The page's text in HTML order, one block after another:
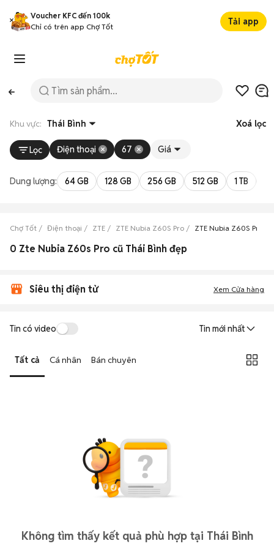
Voucher KFC đến 100k
Chỉ có trên app Chợ Tốt
Tải app
Khu vực: Thái Bình Xoá lọc
Lọc Điện thoại 67 Giá
Dung lượng: 64 GB 128 GB 256 GB 512 GB 1 TB
Chợ Tốt Điện thoại ZTE ZTE Nubia Z60S Pro ZTE Nubia Z60S Pro
0 Zte Nubia Z60s Pro cũ Thái Bình đẹp
Siêu thị điện tử Xem Cửa hàng
Tin có video Tin mới nhất
Tất cả Cá nhân Bán chuyên
Không tìm thấy kết quả phù hợp tại Thái Bình